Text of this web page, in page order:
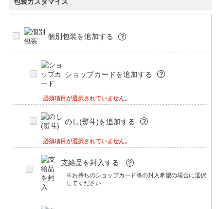
個別包装を追加する
ショップカードを追加する
必須項目が選択されていません。
のし(熨斗)を追加する
必須項目が選択されていません。
支給品を封入する
※お持ちのショップカード等の封入希望の場合に選択
してください